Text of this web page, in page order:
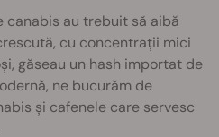
au trebuit să aibă
cu concentrații mici
găseau un hash importat de
ne bucurăm de
și cafenele care servesc